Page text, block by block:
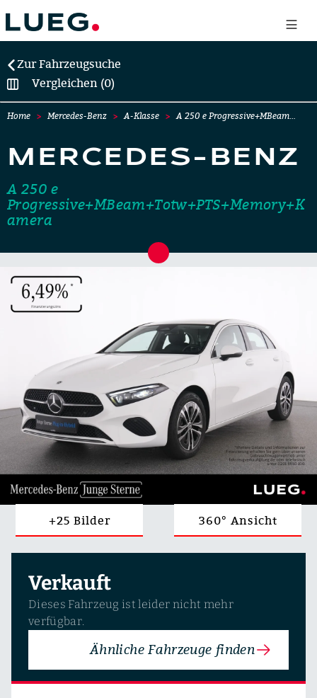
Zur Fahrzeugsuche
Vergleichen (0)
Home Mercedes-Benz A-Klasse A 250 e Progressive+MBeam…
MERCEDES-BENZ
A 250 e
Progressive+MBeam+Totw+PTS+Memory+K
amera
+25 Bilder 360° Ansicht
Verkauft
Dieses Fahrzeug ist leider nicht mehr
verfügbar.
Ähnliche Fahrzeuge finden